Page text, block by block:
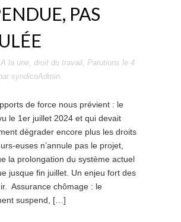
PAS
A la une, droit du travail, Parutions le 4
syndicoAdmin.
de force nous prévient : le
le 1er juillet 2024 et qui devait
dégrader encore plus les droits
euses n’annule pas le projet,
la prolongation du système actuel
jusque fin juillet. Un enjeu fort des
Assurance chômage : le
suspend, […]